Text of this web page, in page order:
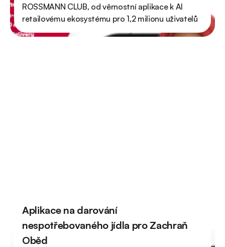
ROSSMANN CLUB, od věrnostní aplikace k AI
retailovému ekosystému pro 1,2 milionu uživatelů
Aplikace na darování
nespotřebovaného jídla pro Zachraň
Oběd